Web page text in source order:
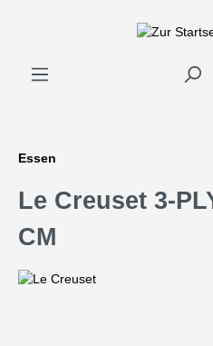
Essen
Le Creuset 3-
CM